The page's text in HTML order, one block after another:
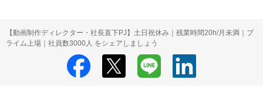
【動画制作ディレクター・社長直下PJ】土日祝休み｜残業時間20h/月未満｜プ
ライム上場｜社員数3000人 をシェアしましょう